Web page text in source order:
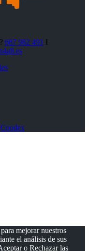
687 982 491 I
Coodex
mejorar nuestros
el análisis de sus
o Rechazar las